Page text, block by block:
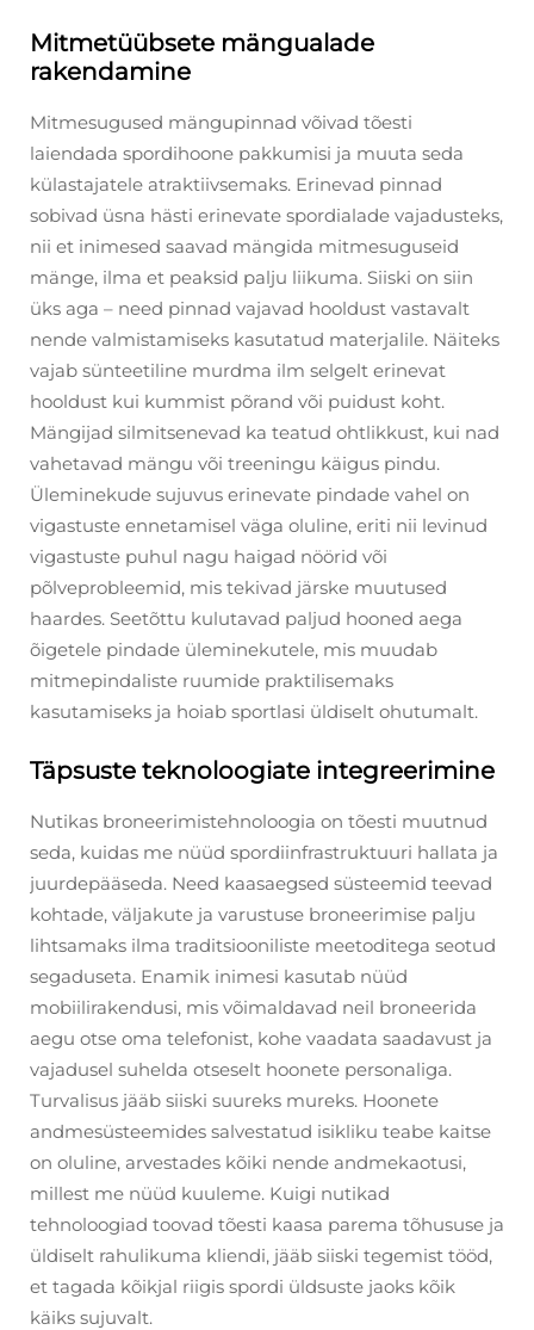
Mitmetüübsete mängualade
rakendamine
Mitmesugused mängupinnad võivad tõesti
laiendada spordihoone pakkumisi ja muuta seda
külastajatele atraktiivsemaks. Erinevad pinnad
sobivad üsna hästi erinevate spordialade vajadusteks,
nii et inimesed saavad mängida mitmesuguseid
mänge, ilma et peaksid palju liikuma. Siiski on siin
üks aga – need pinnad vajavad hooldust vastavalt
nende valmistamiseks kasutatud materjalile. Näiteks
vajab sünteetiline murdma ilm selgelt erinevat
hooldust kui kummist põrand või puidust koht.
Mängijad silmitsenevad ka teatud ohtlikkust, kui nad
vahetavad mängu või treeningu käigus pindu.
Üleminekude sujuvus erinevate pindade vahel on
vigastuste ennetamisel väga oluline, eriti nii levinud
vigastuste puhul nagu haigad nöörid või
põlveprobleemid, mis tekivad järske muutused
haardes. Seetõttu kulutavad paljud hooned aega
õigetele pindade üleminekutele, mis muudab
mitmepindaliste ruumide praktilisemaks
kasutamiseks ja hoiab sportlasi üldiselt ohutumalt.
Täpsuste teknoloogiate integreerimine
Nutikas broneerimistehnoloogia on tõesti muutnud
seda, kuidas me nüüd spordiinfrastruktuuri hallata ja
juurdepääseda. Need kaasaegsed süsteemid teevad
kohtade, väljakute ja varustuse broneerimise palju
lihtsamaks ilma traditsiooniliste meetoditega seotud
segaduseta. Enamik inimesi kasutab nüüd
mobiilirakendusi, mis võimaldavad neil broneerida
aegu otse oma telefonist, kohe vaadata saadavust ja
vajadusel suhelda otseselt hoonete personaliga.
Turvalisus jääb siiski suureks mureks. Hoonete
andmesüsteemides salvestatud isikliku teabe kaitse
on oluline, arvestades kõiki nende andmekaotusi,
millest me nüüd kuuleme. Kuigi nutikad
tehnoloogiad toovad tõesti kaasa parema tõhususe ja
üldiselt rahulikuma kliendi, jääb siiski tegemist tööd,
et tagada kõikjal riigis spordi üldsuste jaoks kõik
käiks sujuvalt.